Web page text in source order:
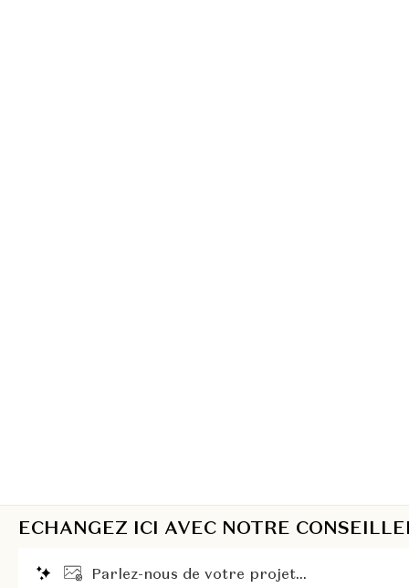
ECHANGEZ ICI AVEC NOTRE
Parlez-nous de votre projet...